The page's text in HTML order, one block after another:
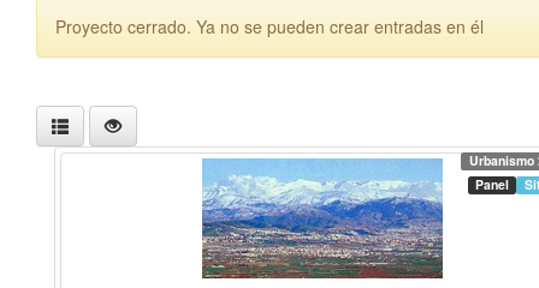
Proyecto cerrado. Ya no se pueden crear entradas en él
Urbanismo
Panel